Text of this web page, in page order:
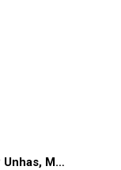
Unhas, M…